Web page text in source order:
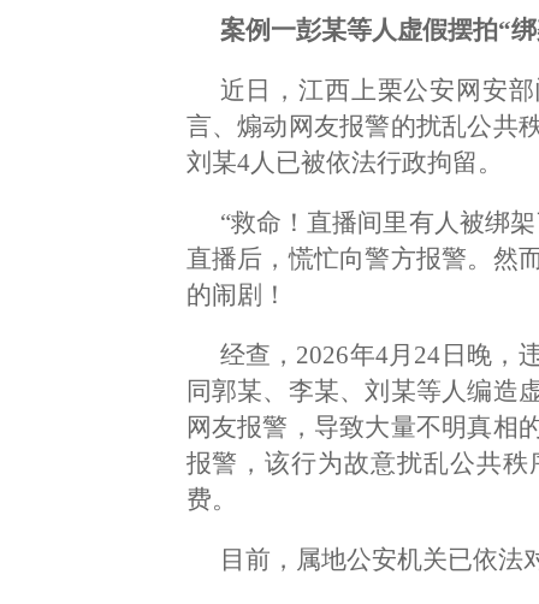
案例一彭某等人虚假摆拍“
近日，江西上栗公安网安
言、煽动网友报警的扰乱公共
刘某4人已被依法行政拘留。
“救命！直播间里有人被绑
直播后，慌忙向警方报警。然
的闹剧！
经查，2026年4月24日晚，
同郭某、李某、刘某等人编造
网友报警，导致大量不明真相
报警，该行为故意扰乱公共
费。
目前，属地公安机关已依法